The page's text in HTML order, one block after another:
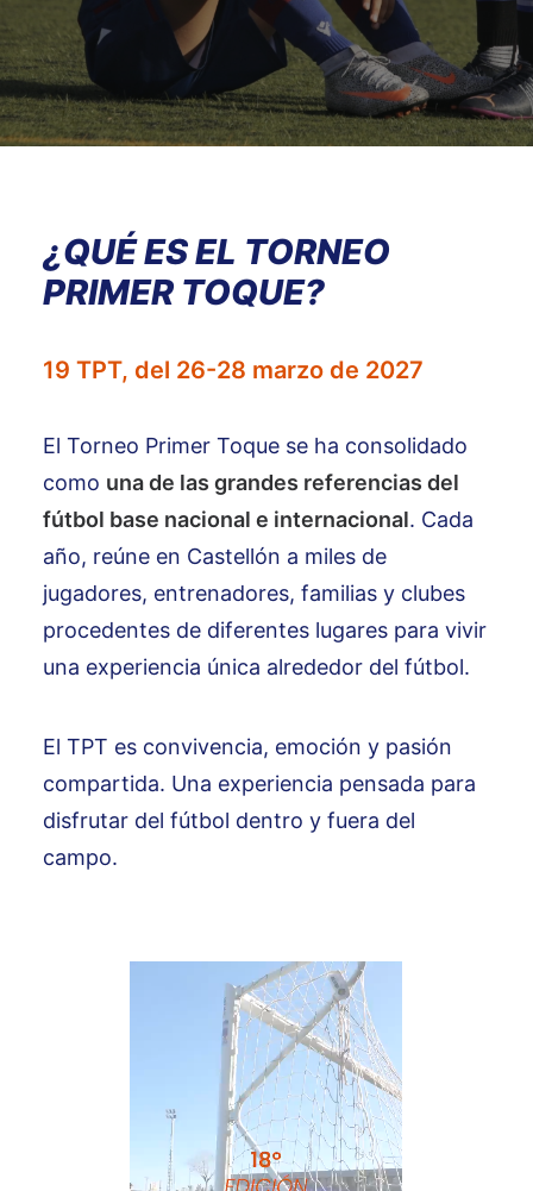
¿QUÉ ES EL TORNEO
PRIMER TOQUE?
19 TPT, del 26-28 marzo de 2027
El Torneo Primer Toque se ha consolidado
como una de las grandes referencias del
fútbol base nacional e internacional. Cada
año, reúne en Castellón a miles de
jugadores, entrenadores, familias y clubes
procedentes de diferentes lugares para vivir
una experiencia única alrededor del fútbol.
El TPT es convivencia, emoción y pasión
compartida. Una experiencia pensada para
disfrutar del fútbol dentro y fuera del
campo.